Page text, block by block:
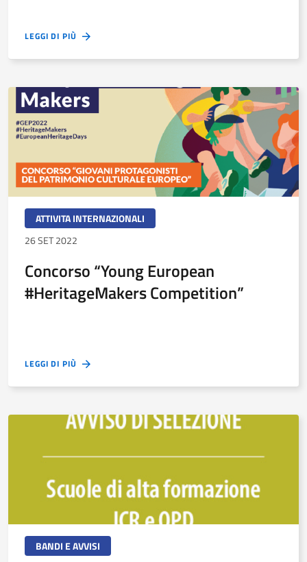
LEGGI DI PIÙ
ATTIVITA INTERNAZIONALI
26 SET 2022
Concorso “Young European
#HeritageMakers Competition”
LEGGI DI PIÙ
BANDI E AVVISI